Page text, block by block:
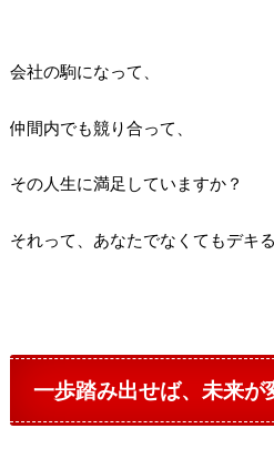
会社の駒になって、
仲間内でも競り合って、
その人生に満足していますか？
それって、あなたでなくてもデキ
一歩踏み出せば、未来が